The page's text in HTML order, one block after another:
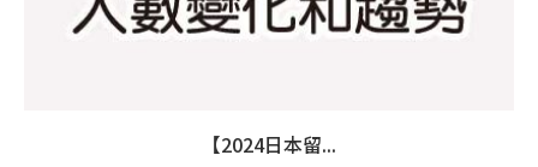
【2024日本留...